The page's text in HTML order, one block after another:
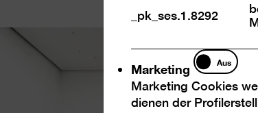
_pk_ses.1.8292
Marketing
Marketing
Aus
Marketing Cookies
dienen der